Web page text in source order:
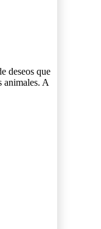
deseos que
animales. A